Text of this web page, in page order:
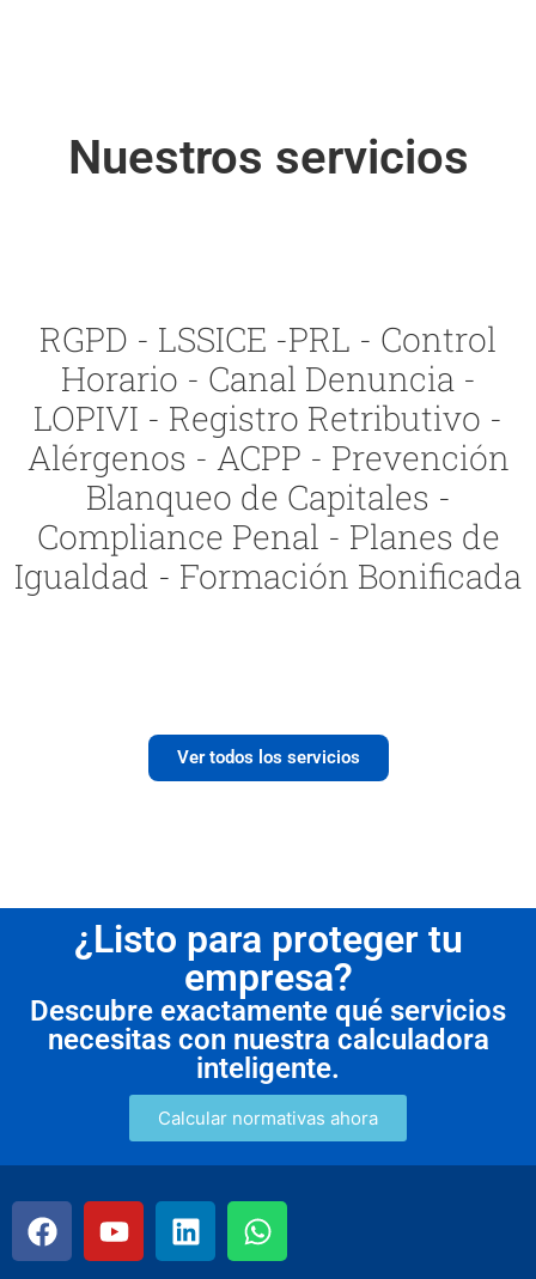
Nuestros servicios
RGPD - LSSICE -PRL - Control
Horario - Canal Denuncia -
LOPIVI - Registro Retributivo -
Alérgenos - ACPP - Prevención
Blanqueo de Capitales -
Compliance Penal - Planes de
Igualdad - Formación Bonificada
Ver todos los servicios
¿Listo para proteger tu
empresa?
Descubre exactamente qué servicios
necesitas con nuestra calculadora
inteligente.
Calcular normativas ahora